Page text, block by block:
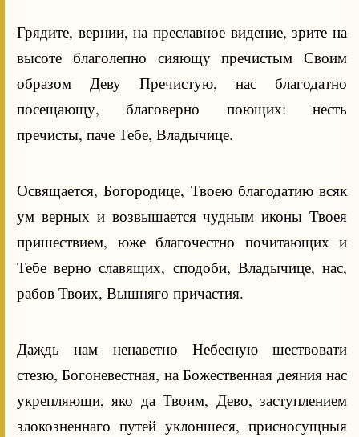
Грядите, вернии, на преславное видение, зрите на
высоте благолепно сияющу пречистым Своим
образом Деву Пречистую, нас благодатно
посещающу, благоверно поющих: несть
пречисты, паче Тебе, Владычице.
Освящается, Богородице, Твоею благодатию всяк
ум верных и возвышается чудным иконы Твоея
пришествием, юже благочестно почитающих и
Тебе верно славящих, сподоби, Владычице, нас,
рабов Твоих, Вышняго причастия.
Даждь нам ненаветно Небесную шествовати
стезю, Богоневестная, на Божественная деяния нас
укрепляющи, яко да Твоим, Дево, заступлением
злокозненнаго путей уклоншеся, присносущныя